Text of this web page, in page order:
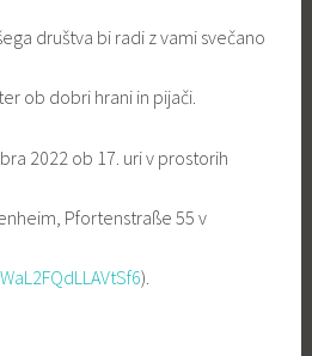
društva bi radi z vami svečano
ob dobri hrani in pijači.
2022 ob 17. uri v prostorih
Pfortenstraße 55 v
).